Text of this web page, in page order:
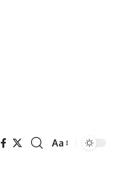
Font
Aa